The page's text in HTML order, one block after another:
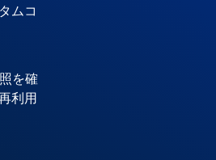
ムコ
を確
利用